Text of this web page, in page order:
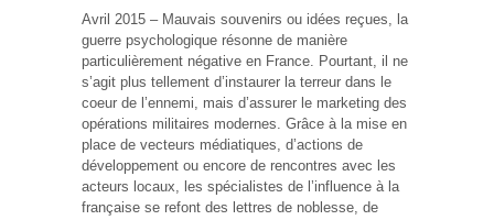
Avril 2015 – Mauvais souvenirs ou idées reçues, la
guerre psychologique résonne de manière
particulièrement négative en France. Pourtant, il ne
s’agit plus tellement d’instaurer la terreur dans le
coeur de l’ennemi, mais d’assurer le marketing des
opérations militaires modernes. Grâce à la mise en
place de vecteurs médiatiques, d’actions de
développement ou encore de rencontres avec les
acteurs locaux, les spécialistes de l’influence à la
française se refont des lettres de noblesse, de